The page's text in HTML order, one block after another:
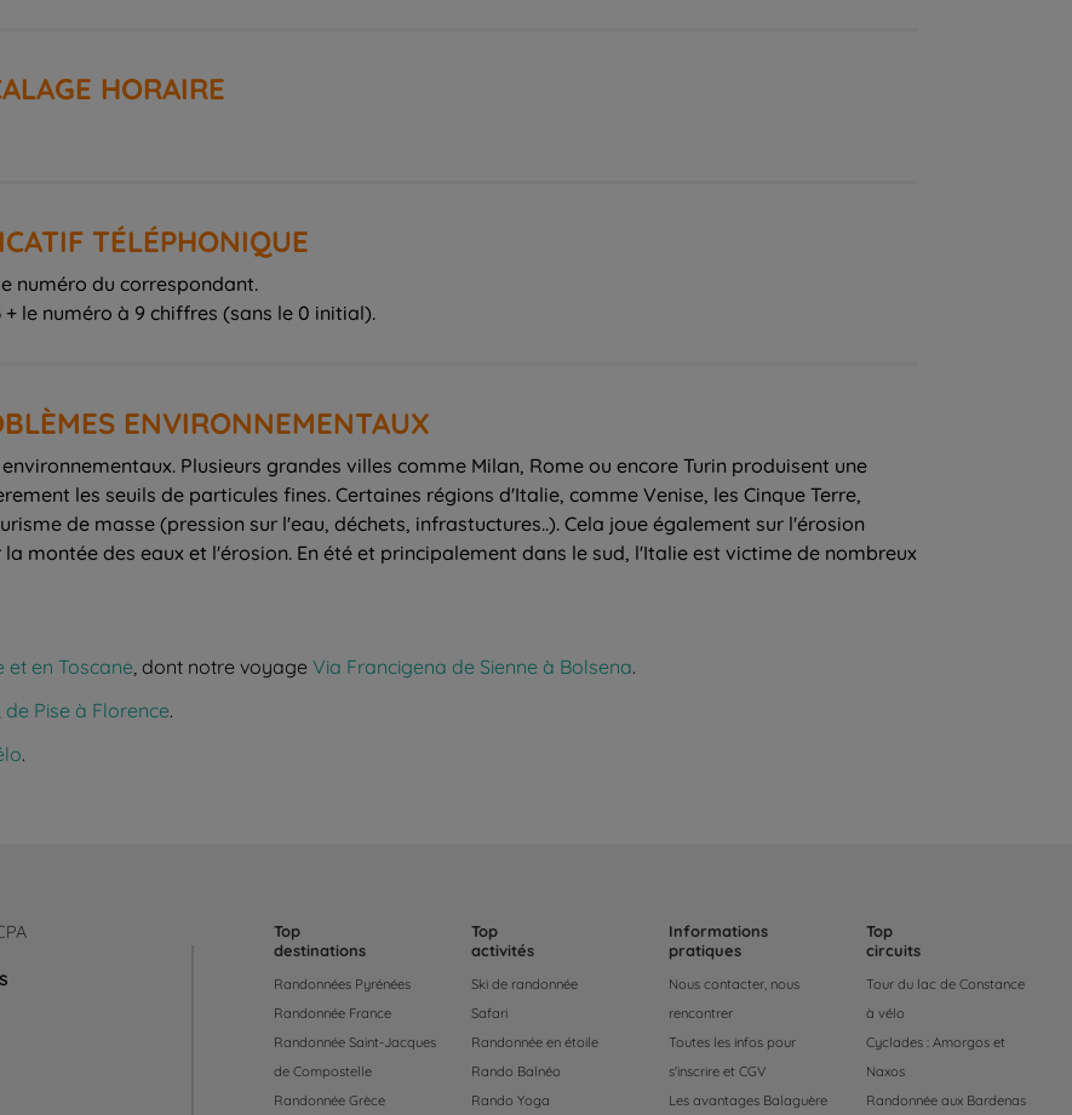
HORAIRE
TÉLÉPHONIQUE
numéro du correspondant.
le numéro à 9 chiffres (sans le 0 initial).
ENVIRONNEMENTAUX
Plusieurs grandes villes comme Milan, Rome ou encore Turin produisent une
les seuils de particules fines. Certaines régions d'Italie, comme Venise, les Cinque Terre,
de masse (pression sur l'eau, déchets, infrastuctures..). Cela joue également sur l'érosion
montée des eaux et l'érosion. En été et principalement dans le sud, l'Italie est victime de nombreux
et en Toscane , dont notre voyage Via Francigena de Sienne à Bolsena.
Pise à Florence.
.
Top
destinations
Randonnées Pyrénées
Randonnée France
Randonnée Saint-Jacques
de Compostelle
Randonnée Grèce
Top
activités
Ski de randonnée
Safari
Randonnée en étoile
Rando Balnéo
Rando Yoga
Informations
pratiques
Nous contacter, nous
rencontrer
Toutes les infos pour
s'inscrire et CGV
Les avantages Balaguère
Top
circuits
Tour du lac de Constance
à vélo
Cyclades : Amorgos et
Naxos
Randonnée aux Bardenas